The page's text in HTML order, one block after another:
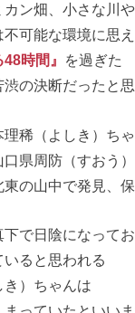
カン畑、小さな川
可能な環境に思
時間』
を過ぎた
の決断だったと思
稀（よしき）ち
県周防（すおう
の山中で発見、保
で日陰になってお
ると思われる
）ちゃんは